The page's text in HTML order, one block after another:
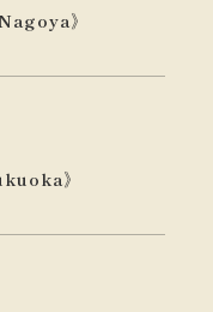
》
》